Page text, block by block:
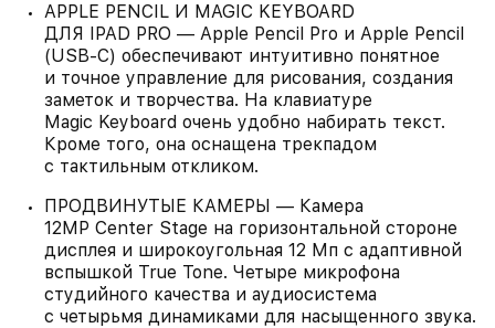
APPLE PENCIL И MAGIC KEYBOARD
ДЛЯ IPAD PRO — Apple Pencil Pro и Apple Pencil
(USB‑C) обеспечивают интуитивно понятное
и точное управление для рисования, создания
заметок и творчества. На клавиатуре
Magic Keyboard очень удобно набирать текст.
Кроме того, она оснащена трекпадом
с тактильным откликом.
ПРОДВИНУТЫЕ КАМЕРЫ — Камера
12MP Center Stage на горизонтальной стороне
дисплея и широкоугольная 12 Мп с адаптивной
вспышкой True Tone. Четыре микрофона
студийного качества и аудиосистема
с четырьмя динамиками для насыщенного звука.